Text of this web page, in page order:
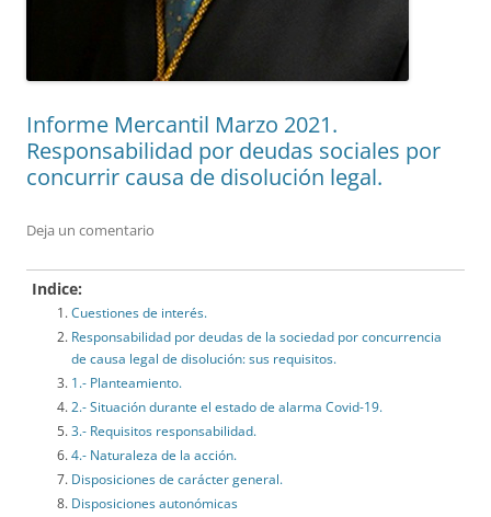
Informe Mercantil Marzo 2021.
Responsabilidad por deudas sociales por
concurrir causa de disolución legal.
Deja un comentario
Indice:
Cuestiones de interés.
Responsabilidad por deudas de la sociedad por concurrencia
de causa legal de disolución: sus requisitos.
1.- Planteamiento.
2.- Situación durante el estado de alarma Covid-19.
3.- Requisitos responsabilidad.
4.- Naturaleza de la acción.
Disposiciones de carácter general.
Disposiciones autonómicas